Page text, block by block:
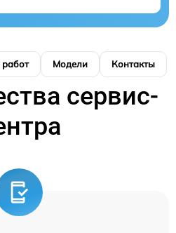
Модели Контакты
сервис-